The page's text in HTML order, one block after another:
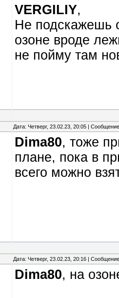
VERGILIY,
Не подскажешь
озоне вроде
не пойму там
Дата: Четверг, 23.02.23, 20:05 |
Dima80, тоже
плане, пока в
всего можно
Дата: Четверг, 23.02.23, 20:16 |
Dima80, на